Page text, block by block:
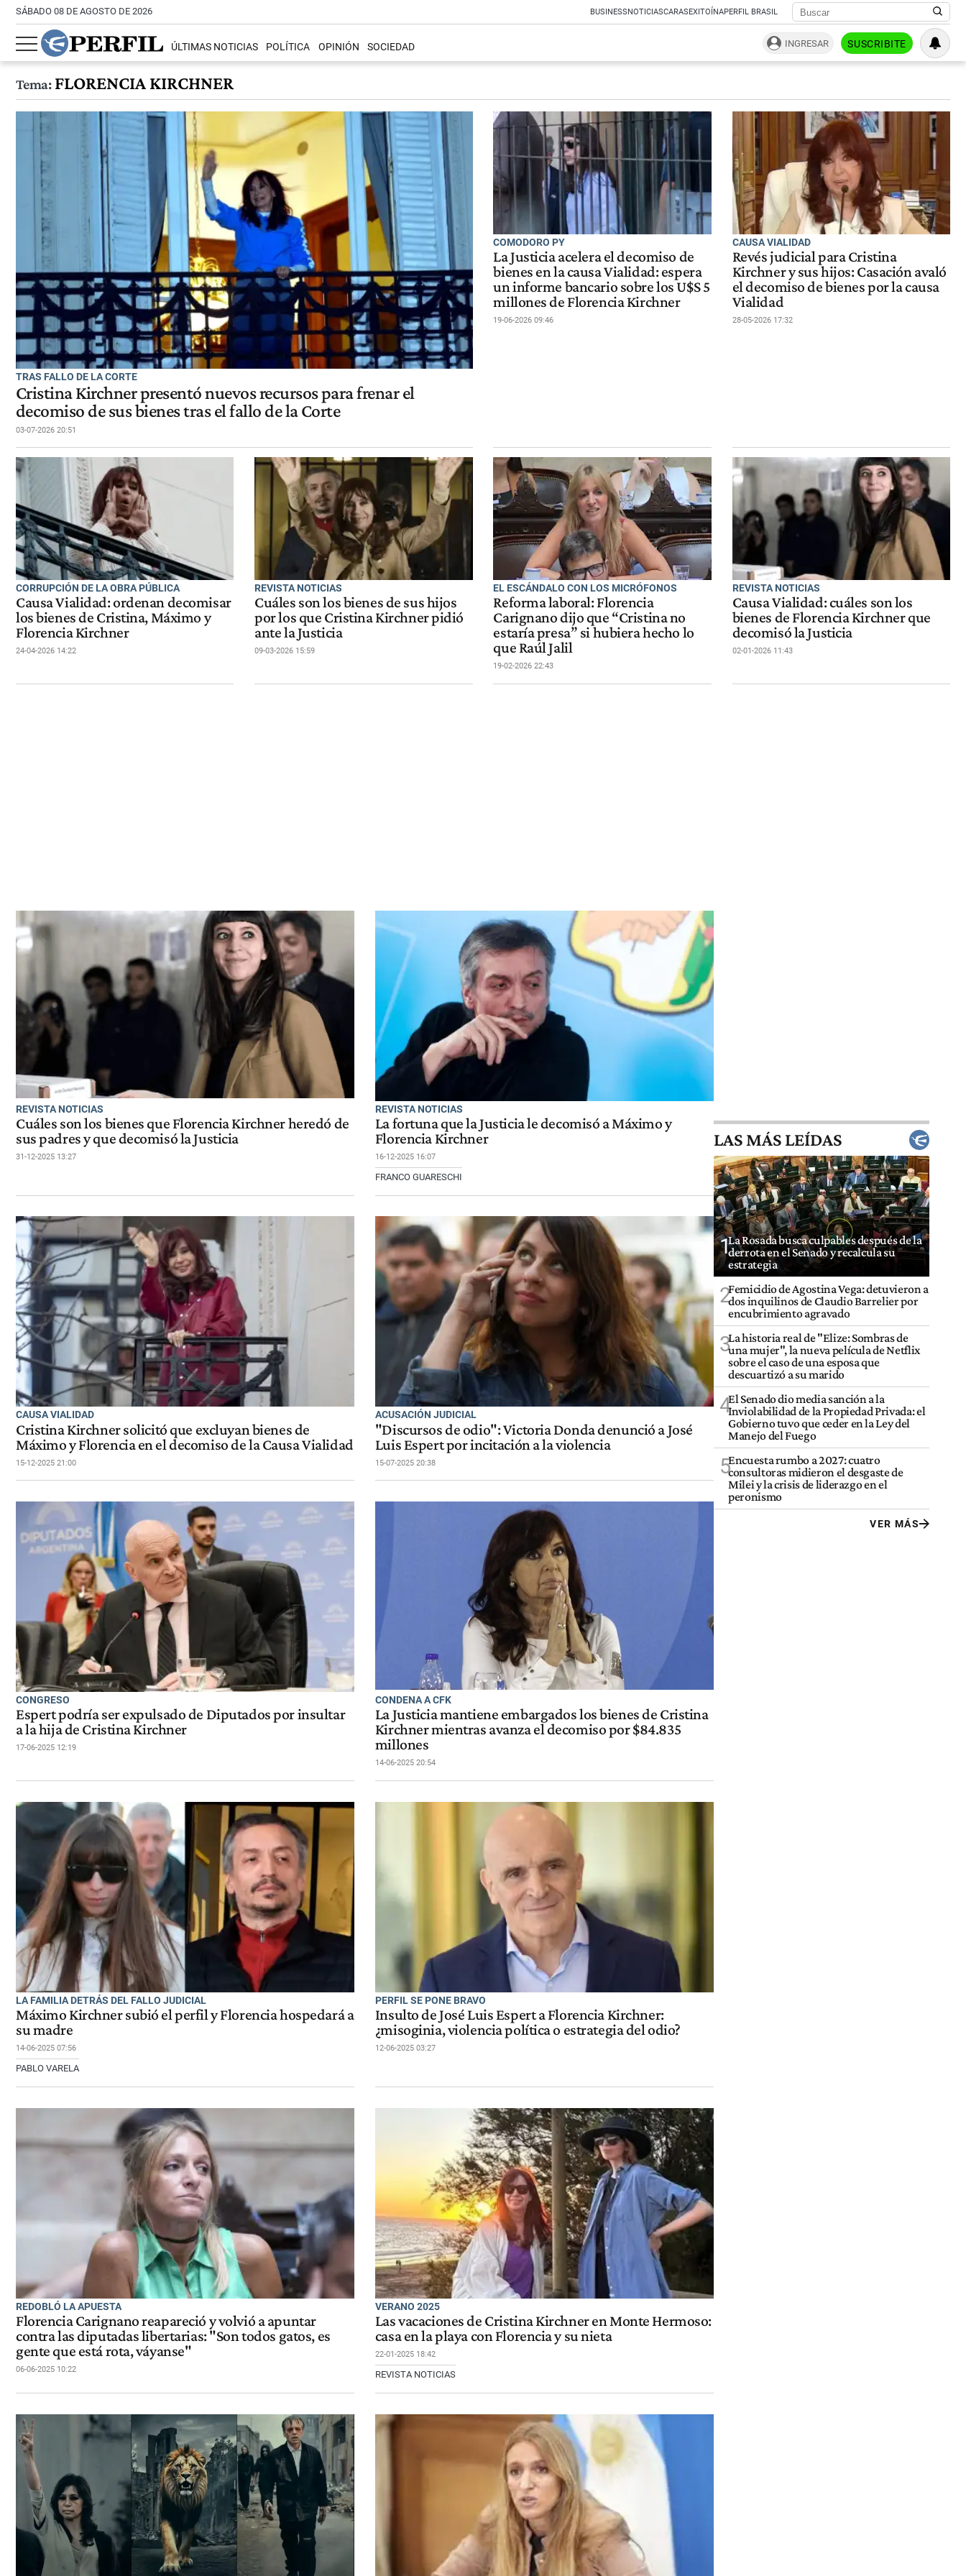
SÁBADO 08 DE AGOSTO DE 2026 BUSINESSNOTICIASCARASEXITOÍNAPERFIL BRASIL
ÚLTIMAS NOTICIAS POLÍTICA OPINIÓN SOCIEDAD INGRESAR SUSCRIBITE
Tema:FLORENCIA KIRCHNER
TRAS FALLO DE LA CORTE
Cristina Kirchner presentó nuevos recursos para frenar el
decomiso de sus bienes tras el fallo de la Corte
03-07-2026 20:51
COMODORO PY
La Justicia acelera el decomiso de
bienes en la causa Vialidad: espera
un informe bancario sobre los U$S 5
millones de Florencia Kirchner
19-06-2026 09:46
CAUSA VIALIDAD
Revés judicial para Cristina
Kirchner y sus hijos: Casación avaló
el decomiso de bienes por la causa
Vialidad
28-05-2026 17:32
CORRUPCIÓN DE LA OBRA PÚBLICA
Causa Vialidad: ordenan decomisar
los bienes de Cristina, Máximo y
Florencia Kirchner
24-04-2026 14:22
REVISTA NOTICIAS
Cuáles son los bienes de sus hijos
por los que Cristina Kirchner pidió
ante la Justicia
09-03-2026 15:59
EL ESCÁNDALO CON LOS MICRÓFONOS
Reforma laboral: Florencia
Carignano dijo que “Cristina no
estaría presa” si hubiera hecho lo
que Raúl Jalil
19-02-2026 22:43
REVISTA NOTICIAS
Causa Vialidad: cuáles son los
bienes de Florencia Kirchner que
decomisó la Justicia
02-01-2026 11:43
REVISTA NOTICIAS
Cuáles son los bienes que Florencia Kirchner heredó de
sus padres y que decomisó la Justicia
31-12-2025 13:27
REVISTA NOTICIAS
La fortuna que la Justicia le decomisó a Máximo y
Florencia Kirchner
16-12-2025 16:07
FRANCO GUARESCHI
CAUSA VIALIDAD
Cristina Kirchner solicitó que excluyan bienes de
Máximo y Florencia en el decomiso de la Causa Vialidad
15-12-2025 21:00
ACUSACIÓN JUDICIAL
"Discursos de odio": Victoria Donda denunció a José
Luis Espert por incitación a la violencia
15-07-2025 20:38
CONGRESO
Espert podría ser expulsado de Diputados por insultar
a la hija de Cristina Kirchner
17-06-2025 12:19
CONDENA A CFK
La Justicia mantiene embargados los bienes de Cristina
Kirchner mientras avanza el decomiso por $84.835
millones
14-06-2025 20:54
LA FAMILIA DETRÁS DEL FALLO JUDICIAL
Máximo Kirchner subió el perfil y Florencia hospedará a
su madre
14-06-2025 07:56
PABLO VARELA
PERFIL SE PONE BRAVO
Insulto de José Luis Espert a Florencia Kirchner:
¿misoginia, violencia política o estrategia del odio?
12-06-2025 03:27
REDOBLÓ LA APUESTA
Florencia Carignano reapareció y volvió a apuntar
contra las diputadas libertarias: "Son todos gatos, es
gente que está rota, váyanse"
06-06-2025 10:22
VERANO 2025
Las vacaciones de Cristina Kirchner en Monte Hermoso:
casa en la playa con Florencia y su nieta
22-01-2025 18:42
REVISTA NOTICIAS
LAS MÁS LEÍDAS
1La Rosada busca culpables después de la
derrota en el Senado y recalcula su
estrategia
2Femicidio de Agostina Vega: detuvieron a
dos inquilinos de Claudio Barrelier por
encubrimiento agravado
3La historia real de "Elize: Sombras de
una mujer", la nueva película de Netflix
sobre el caso de una esposa que
descuartizó a su marido
4El Senado dio media sanción a la
Inviolabilidad de la Propiedad Privada: el
Gobierno tuvo que ceder en la Ley del
Manejo del Fuego
5Encuesta rumbo a 2027: cuatro
consultoras midieron el desgaste de
Milei y la crisis de liderazgo en el
peronismo
VER MÁS